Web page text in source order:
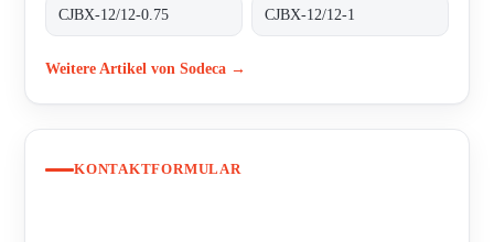
CJBX-12/12-0.75 CJBX-12/12-1
Weitere Artikel von Sodeca →
KONTAKTFORMULAR